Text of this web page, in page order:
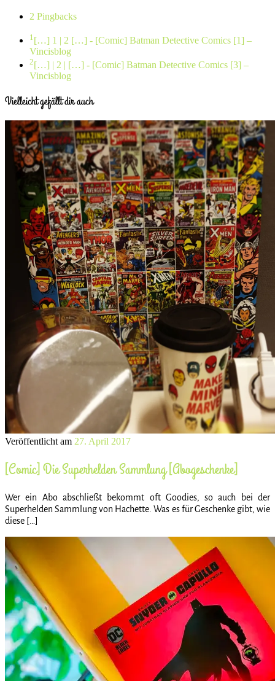
2 Pingbacks
1 […] 1 | 2 […] - [Comic] Batman Detective Comics [1] –
Vincisblog
2[…] | 2 | […] - [Comic] Batman Detective Comics [3] –
Vincisblog
Vielleicht gefällt dir auch
Veröffentlicht am 27. April 2017
[Comic] Die Superhelden Sammlung [Abogeschenke]
Wer ein Abo abschließt bekommt oft Goodies, so auch bei der
Superhelden Sammlung von Hachette. Was es für Geschenke gibt, wie
diese […]